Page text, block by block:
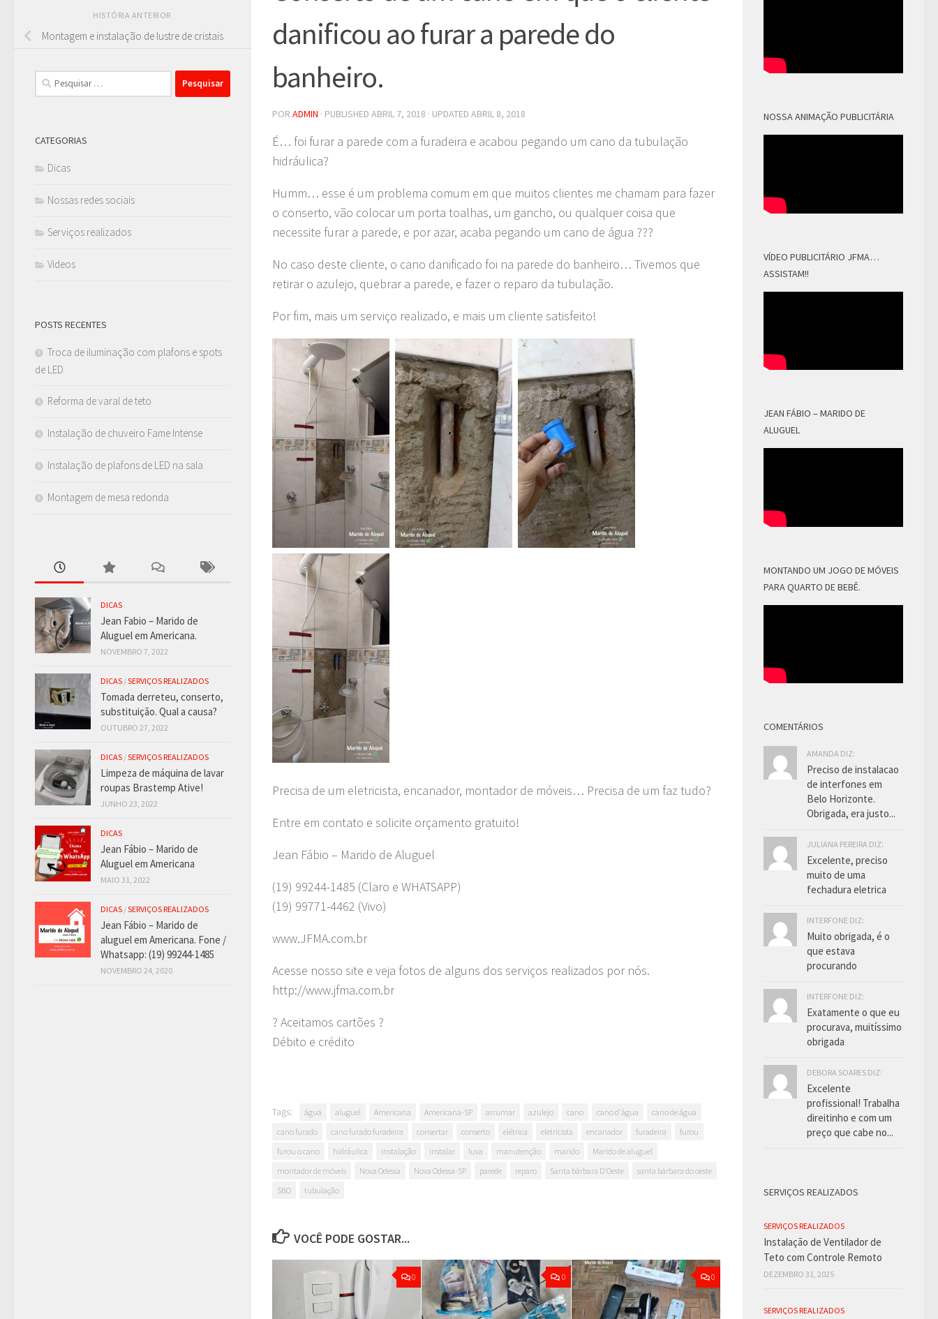
danificou ao furar a parede do
banheiro.
POR ADMIN · PUBLISHED ABRIL 7, 2018 · UPDATED ABRIL 8, 2018
É… foi furar a parede com a furadeira e acabou pegando um cano da tubulação
hidráulica?
Humm… esse é um problema comum em que muitos clientes me chamam para fazer
o conserto, vão colocar um porta toalhas, um gancho, ou qualquer coisa que
necessite furar a parede, e por azar, acaba pegando um cano de água ???
No caso deste cliente, o cano danificado foi na parede do banheiro… Tivemos que
retirar o azulejo, quebrar a parede, e fazer o reparo da tubulação.
Por fim, mais um serviço realizado, e mais um cliente satisfeito!
Precisa de um eletricista, encanador, montador de móveis… Precisa de um faz tudo?
Entre em contato e solicite orçamento gratuito!
Jean Fábio – Marido de Aluguel
(19) 99244-1485 (Claro e WHATSAPP)
(19) 99771-4462 (Vivo)
www.JFMA.com.br
Acesse nosso site e veja fotos de alguns dos serviços realizados por nós.
http://www.jfma.com.br
? Aceitamos cartões ?
Débito e crédito
Tags: água aluguel Americana Americana-SP arrumar azulejo cano cano d'água
cano de água
cano furado
cano furado furadeira consertar conserto elétrica eletricista encanador furadeira
furou
furou o cano
hidráulica instalação instalar luva manutenção marido
Marido de aluguel
montador de móveis
Nova Odessa Nova Odessa-SP parede reparo Santa bárbara D'Oeste
santa bárbara do oeste
SBO
tubulação
VOCÊ PODE GOSTAR...
0 0 0
HISTÓRIA ANTERIOR
Montagem e instalação de lustre de cristais
Pesquisar
por:
CATEGORIAS
Dicas
Nossas redes sociais
Serviços realizados
Videos
POSTS RECENTES
Troca de iluminação com plafons e spots
de LED
Reforma de varal de teto
Instalação de chuveiro Fame Intense
Instalação de plafons de LED na sala
Montagem de mesa redonda
DICAS
Jean Fabio – Marido de
Aluguel em Americana.
NOVEMBRO 7, 2022
DICAS /SERVIÇOS REALIZADOS
Tomada derreteu, conserto,
substituição. Qual a causa?
OUTUBRO 27, 2022
DICAS /SERVIÇOS REALIZADOS
Limpeza de máquina de lavar
roupas Brastemp Ative!
JUNHO 23, 2022
DICAS
Jean Fábio – Marido de
Aluguel em Americana
MAIO 31, 2022
DICAS /SERVIÇOS REALIZADOS
Jean Fábio – Marido de
aluguel em Americana. Fone /
Whatsapp: (19) 99244-1485
NOVEMBRO 24, 2020
NOSSA ANIMAÇÃO PUBLICITÁRIA
VÍDEO PUBLICITÁRIO JFMA…
ASSISTAM!!
JEAN FÁBIO – MARIDO DE
ALUGUEL
MONTANDO UM JOGO DE MÓVEIS
PARA QUARTO DE BEBÊ.
COMENTÁRIOS
AMANDA DIZ:
Preciso de instalacao
de interfones em
Belo Horizonte.
Obrigada, era justo...
JULIANA PEREIRA DIZ:
Excelente, preciso
muito de uma
fechadura eletrica
INTERFONE DIZ:
Muito obrigada, é o
que estava
procurando
INTERFONE DIZ:
Exatamente o que eu
procurava, muitíssimo
obrigada
DEBORA SOARES DIZ:
Excelente
profissional! Trabalha
direitinho e com um
preço que cabe no...
SERVIÇOS REALIZADOS
SERVIÇOS REALIZADOS
Instalação de Ventilador de
Teto com Controle Remoto
DEZEMBRO 31, 2025
SERVIÇOS REALIZADOS